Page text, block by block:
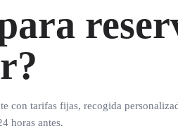
con tarifas fijas, recogida
horas antes.